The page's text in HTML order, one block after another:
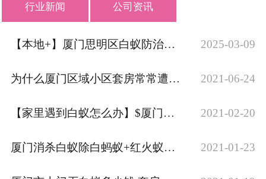
联系我们
行业新闻 公司资讯
【本地+】厦门思明区白蚁防治中心电话【133-9505-2643】上门灭白蚁 2025-03-09
为什么厦门区域小区套房常常遭到白蚁危害 2021-06-24
【家里遇到白蚁怎么办】$厦门市白蚁防治站 2021-02-20
厦门消杀白蚁除白蚂蚁+红火蚁的综合防治技术 2021-01-23